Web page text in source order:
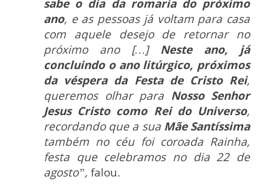
sabe o dia da romaria do próximo
ano, e as pessoas já voltam para casa
com aquele desejo de retornar no
próximo ano […] Neste ano, já
concluindo o ano litúrgico, próximos
da véspera da Festa de Cristo Rei,
queremos olhar para Nosso Senhor
Jesus Cristo como Rei do Universo,
recordando que a sua Mãe Santíssima
também no céu foi coroada Rainha,
festa que celebramos no dia 22 de
agosto”, falou.